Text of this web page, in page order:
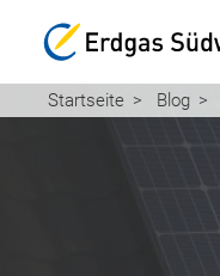
Startseite Blog